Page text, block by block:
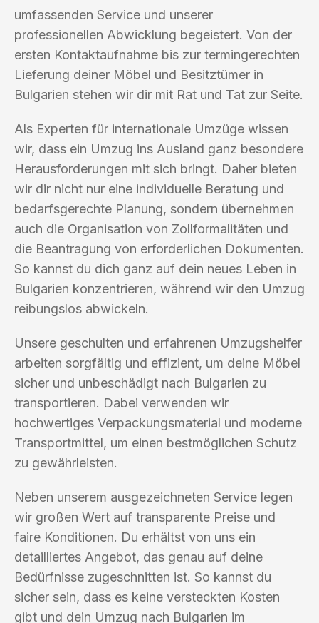
umfassenden Service und unserer
professionellen Abwicklung begeistert. Von der
ersten Kontaktaufnahme bis zur termingerechten
Lieferung deiner Möbel und Besitztümer in
Bulgarien stehen wir dir mit Rat und Tat zur Seite.
Als Experten für internationale Umzüge wissen
wir, dass ein Umzug ins Ausland ganz besondere
Herausforderungen mit sich bringt. Daher bieten
wir dir nicht nur eine individuelle Beratung und
bedarfsgerechte Planung, sondern übernehmen
auch die Organisation von Zollformalitäten und
die Beantragung von erforderlichen Dokumenten.
So kannst du dich ganz auf dein neues Leben in
Bulgarien konzentrieren, während wir den Umzug
reibungslos abwickeln.
Unsere geschulten und erfahrenen Umzugshelfer
arbeiten sorgfältig und effizient, um deine Möbel
sicher und unbeschädigt nach Bulgarien zu
transportieren. Dabei verwenden wir
hochwertiges Verpackungsmaterial und moderne
Transportmittel, um einen bestmöglichen Schutz
zu gewährleisten.
Neben unserem ausgezeichneten Service legen
wir großen Wert auf transparente Preise und
faire Konditionen. Du erhältst von uns ein
detailliertes Angebot, das genau auf deine
Bedürfnisse zugeschnitten ist. So kannst du
sicher sein, dass es keine versteckten Kosten
gibt und dein Umzug nach Bulgarien im